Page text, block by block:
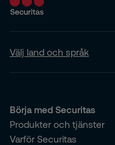
Välj land och språk
Börja med Securitas
Produkter och tjänster
Varför Securitas